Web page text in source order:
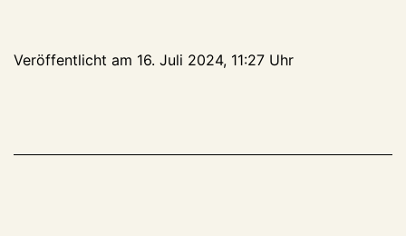
„Ein
Veröffentlicht am 16. Juli 2024, 11:27 Uhr